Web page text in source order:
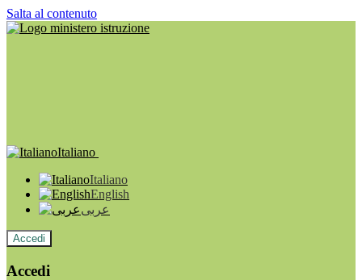
Salta al contenuto
Italiano
Italiano
English
عربى
Accedi
Accedi